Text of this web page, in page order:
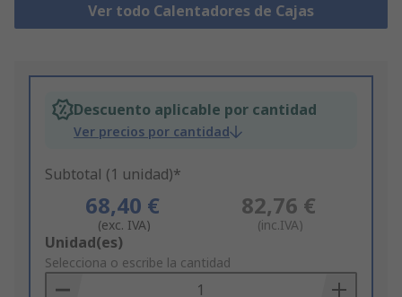
Ver todo Calentadores de Cajas
Descuento aplicable por cantidad
Ver precios por cantidad
Subtotal (1 unidad)*
68,40 €
(exc. IVA)
82,76 €
(inc.IVA)
Add
to
Basket
Unidad(es)
Selecciona o escribe la cantidad